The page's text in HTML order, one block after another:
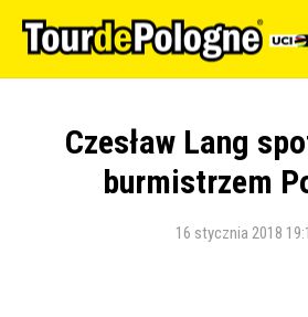
Czesław Lang
burmistrzem
16 stycznia 2018